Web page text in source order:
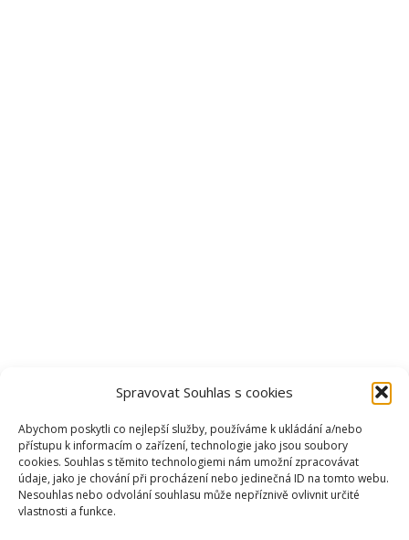
Spravovat Souhlas s cookies
Abychom poskytli co nejlepší služby, používáme k ukládání a/nebo
přístupu k informacím o zařízení, technologie jako jsou soubory
cookies. Souhlas s těmito technologiemi nám umožní zpracovávat
údaje, jako je chování při procházení nebo jedinečná ID na tomto webu.
Nesouhlas nebo odvolání souhlasu může nepříznivě ovlivnit určité
vlastnosti a funkce.